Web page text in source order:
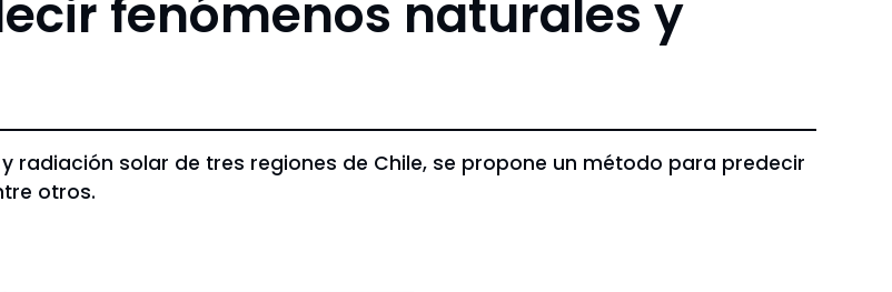
fenómenos naturales y
radiación solar de tres regiones de Chile, se propone un método para predecir
otros.